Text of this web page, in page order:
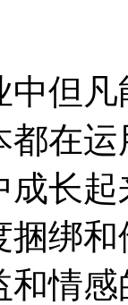
但凡
在
成长
捆绑
和情